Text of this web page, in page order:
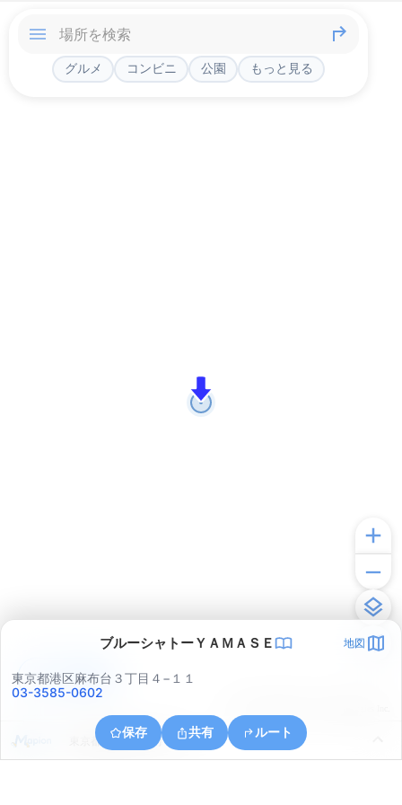
グルメ コンビニ 公園 もっと見る
ブルーシャトーＹＡＭＡＳＥ 地図
東京都港区麻布台３丁目４−１１
03-3585-0602
保存 共有 ルート
東京都港区新橋４丁目５
アプリで見る